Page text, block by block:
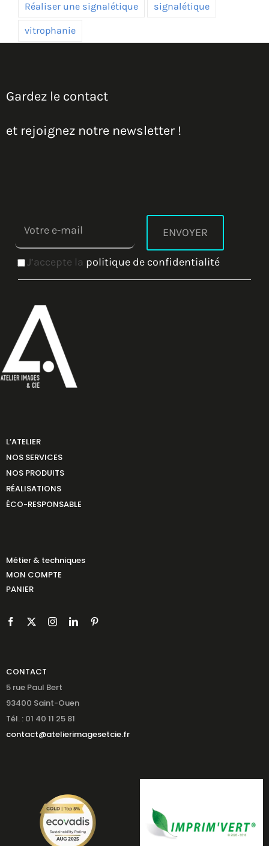
Réaliser une signalétique signalétique
vitrophanie
Gardez le contact
et rejoignez notre newsletter !
J’accepte la politique de confidentialité
L’ATELIER
NOS SERVICES
NOS PRODUITS
RÉALISATIONS
ÉCO-RESPONSABLE
Métier & techniques
MON COMPTE
PANIER
CONTACT
5 rue Paul Bert
93400 Saint-Ouen
Tél. : 01 40 11 25 81
contact@atelierimagesetcie.fr